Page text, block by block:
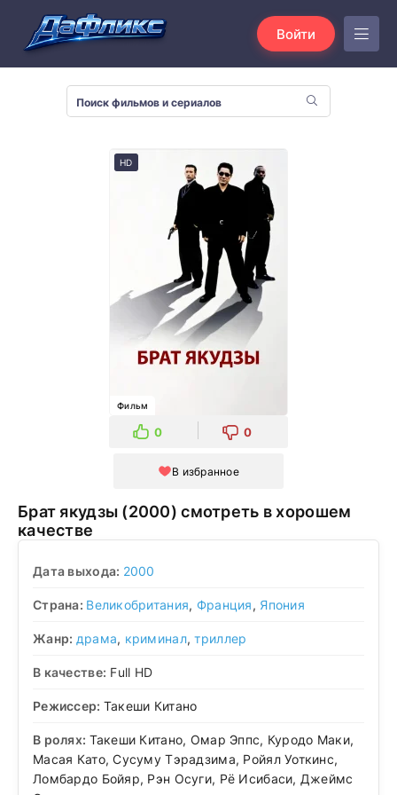
Войти
HD
Фильм
0 0
В избранное
Брат якудзы (2000) смотреть в хорошем
качестве
Дата выхода: 2000
Страна: Великобритания, Франция, Япония
Жанр: драма, криминал,триллер
В качестве: Full HD
Режиссер: Такеши Китано
В ролях: Такеши Китано, Омар Эппс, Куродо Маки,
Масая Като, Сусуму Тэрадзима, Ройял Уоткинс,
Ломбардо Бойяр, Рэн Осуги, Рё Исибаси, Джеймс